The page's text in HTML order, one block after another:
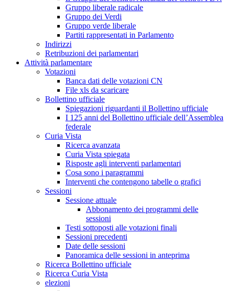
Gruppo liberale radicale
Gruppo dei Verdi
Gruppo verde liberale
Partiti rappresentati in Parlamento
Indirizzi
Retribuzioni dei parlamentari
Attività parlamentare
Votazioni
Banca dati delle votazioni CN
File xls da scaricare
Bollettino ufficiale
Spiegazioni riguardanti il Bollettino ufficiale
I 125 anni del Bollettino ufficiale dell’Assemblea
federale
Curia Vista
Ricerca avanzata
Curia Vista spiegata
Risposte agli interventi parlamentari
Cosa sono i paragrammi
Interventi che contengono tabelle o grafici
Sessioni
Sessione attuale
Abbonamento dei programmi delle
sessioni
Testi sottoposti alle votazioni finali
Sessioni precedenti
Date delle sessioni
Panoramica delle sessioni in anteprima
Ricerca Bollettino ufficiale
Ricerca Curia Vista
elezioni